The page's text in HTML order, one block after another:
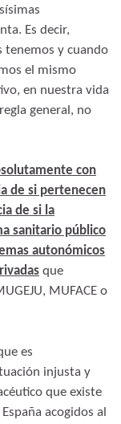
Es decir,
tenemos y cuando
el mismo
en nuestra vida
general, no
con
de si pertenecen
de si la
sanitario público
autonómicos
que
MUFACE o
es
injusta y
que existe
acogidos al